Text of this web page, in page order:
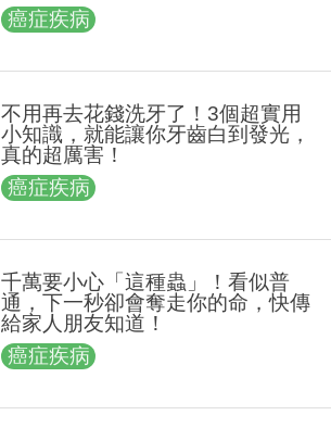
癌症疾病
不用再去花錢洗牙了！3個超實用
小知識，就能讓你牙齒白到發光，
真的超厲害！
癌症疾病
千萬要小心「這種蟲」！看似普
通，下一秒卻會奪走你的命，快傳
給家人朋友知道！
癌症疾病